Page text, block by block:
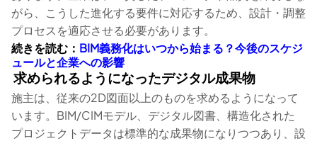
がら、こうした進化する要件に対応するため、設計・調整
プロセスを適応させる必要があります。
続きを読む： BIM義務化はいつから始まる？今後のスケジ
ュールと企業への影響
求められるようになったデジタル成果物
施主は、従来の2D図面以上のものを求めるようになって
います。BIM/CIMモデル、デジタル図書、構造化された
プロジェクトデータは標準的な成果物になりつつあり、設